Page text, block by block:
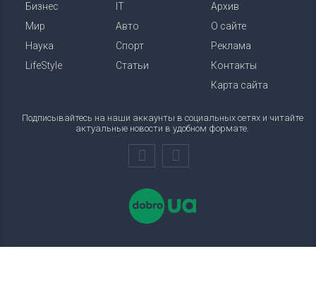
Бизнес
Мир
Наука
LifeStyle
IT
Авто
Спорт
Статьи
Архив
О сайте
Реклама
Контакты
Карта сайта
Подписывайтесь на наши аккаунты в социальных сетях и читайте
актуальные новости в удобном формате.